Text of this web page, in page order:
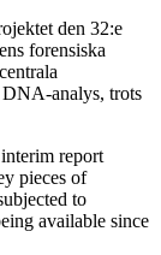
den 32:e
forensiska
DNA-analys, trots
report
pieces of
to
available since